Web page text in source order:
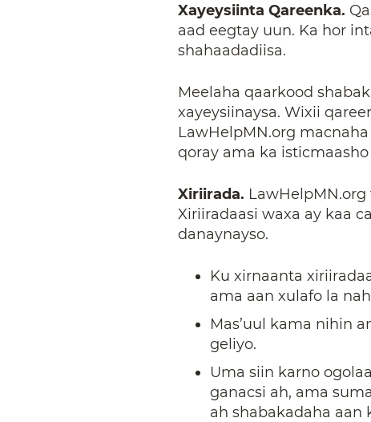
Xayeysiinta Qareenka.
aad eegtay uun. Ka hor
shahaadadiisa.
Meelaha qaarkood
xayeysiinaysa. Wixii
LawHelpMN.org
qoray ama ka
Xiriirada.
Xiriiradaasi waxa ay kaa
danaynayso.
Ku xirnaanta
ama aan xulafo la
Mas’uul kama nihin
geliyo.
Uma siin karno
ganacsi ah, ama
ah shabakadaha aan